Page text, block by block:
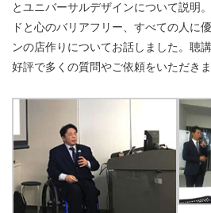
とユニバーサルデザインについて説明
ドと心のバリアフリー、すべての人に
ンの店作りについてお話しました。聴
好評で多くの質問やご依頼をいただきま